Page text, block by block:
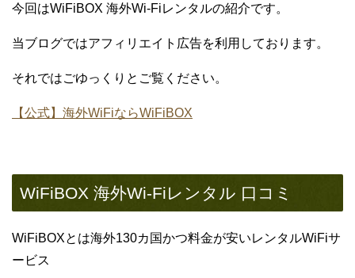
今回はWiFiBOX 海外Wi-Fiレンタルの紹介です。
当ブログではアフィリエイト広告を利用しております。
それではごゆっくりとご覧ください。
【公式】海外WiFiならWiFiBOX
WiFiBOX 海外Wi-Fiレンタル 口コミ
WiFiBOXとは海外130カ国かつ料金が安いレンタルWiFiサ
ービス